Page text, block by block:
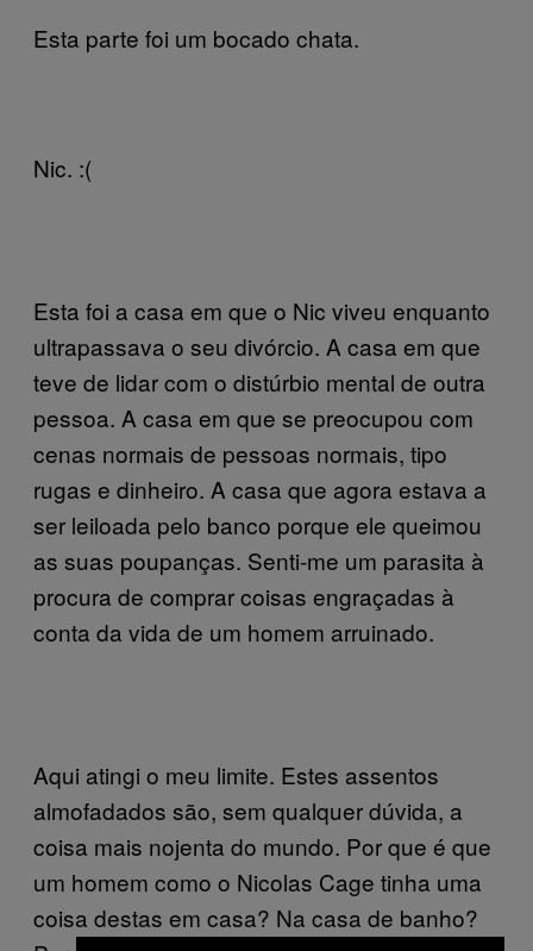
Esta parte foi um bocado chata.
Nic. :(
Esta foi a casa em que o Nic viveu enquanto
ultrapassava o seu divórcio. A casa em que
teve de lidar com o distúrbio mental de outra
pessoa. A casa em que se preocupou com
cenas normais de pessoas normais, tipo
rugas e dinheiro. A casa que agora estava a
ser leiloada pelo banco porque ele queimou
as suas poupanças. Senti-me um parasita à
procura de comprar coisas engraçadas à
conta da vida de um homem arruinado.
Aqui atingi o meu limite. Estes assentos
almofadados são, sem qualquer dúvida, a
coisa mais nojenta do mundo. Por que é que
um homem como o Nicolas Cage tinha uma
coisa destas em casa? Na casa de banho?